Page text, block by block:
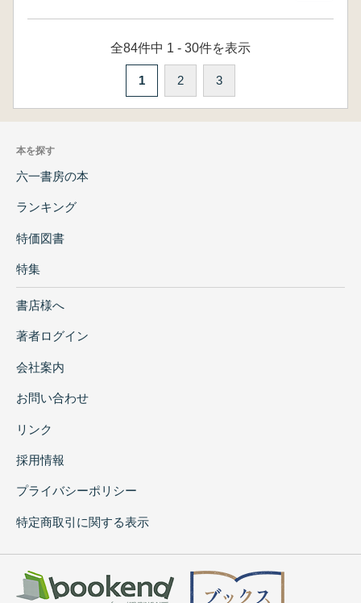
全84件中 1 - 30件を表示
1 2 3
本を探す
六一書房の本
ランキング
特価図書
特集
書店様へ
著者ログイン
会社案内
お問い合わせ
リンク
採用情報
プライバシーポリシー
特定商取引に関する表示